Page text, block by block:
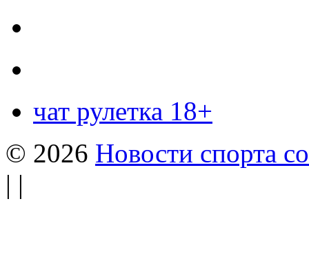
чат рулетка 18+
© 2026 Новости спорта
| |